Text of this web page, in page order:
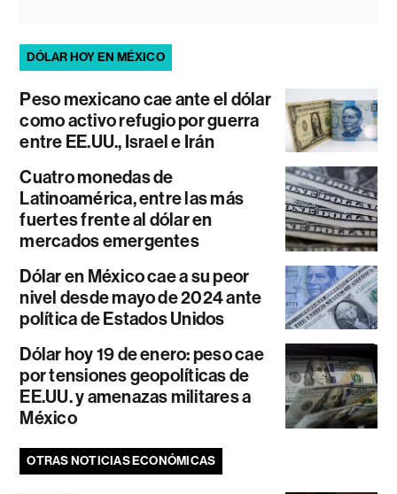
DÓLAR HOY EN MÉXICO
Peso mexicano cae ante el dólar
como activo refugio por guerra
entre EE.UU., Israel e Irán
Cuatro monedas de
Latinoamérica, entre las más
fuertes frente al dólar en
mercados emergentes
Dólar en México cae a su peor
nivel desde mayo de 2024 ante
política de Estados Unidos
Dólar hoy 19 de enero: peso cae
por tensiones geopolíticas de
EE.UU. y amenazas militares a
México
OTRAS NOTICIAS ECONÓMICAS